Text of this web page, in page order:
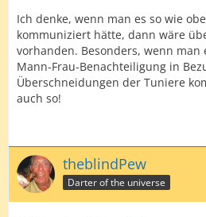
Ich denke, wenn man es so wie
kommuniziert hätte, dann wäre
vorhanden. Besonders, wenn man
Mann-Frau-Benachteiligung in
Überschneidungen der Tuniere
auch so!
theblindPew
Darter of the universe